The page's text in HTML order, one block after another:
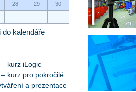
28 29 30
do kalendáře
kurz iLogic
kurz pro pokročilé
a prezentace